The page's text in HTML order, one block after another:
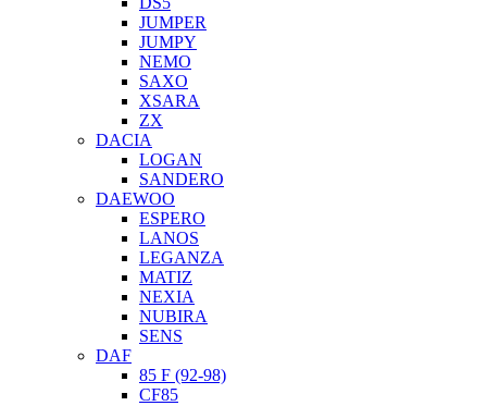
JUMPER
JUMPY
NEMO
SAXO
XSARA
ZX
DACIA
LOGAN
SANDERO
DAEWOO
ESPERO
LANOS
LEGANZA
MATIZ
NEXIA
NUBIRA
SENS
DAF
85 F (92-98)
CF85